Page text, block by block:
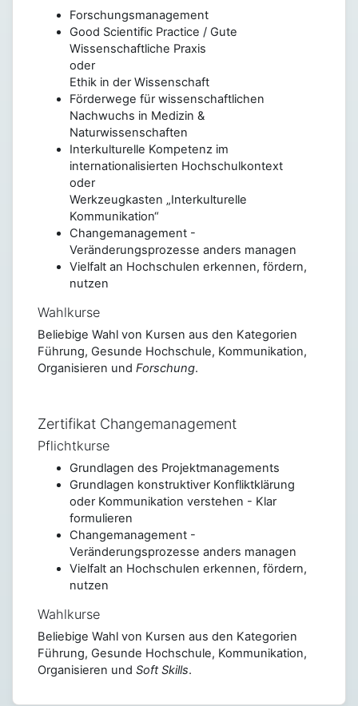
Forschungsmanagement
Good Scientific Practice / Gute
Wissenschaftliche Praxis
oder
Ethik in der Wissenschaft
Förderwege für wissenschaftlichen
Nachwuchs in Medizin &
Naturwissenschaften
Interkulturelle Kompetenz im
internationalisierten Hochschulkontext
oder
Werkzeugkasten „Interkulturelle
Kommunikation“
Changemanagement -
Veränderungsprozesse anders managen
Vielfalt an Hochschulen erkennen, fördern,
nutzen
Wahlkurse
Beliebige Wahl von Kursen aus den Kategorien
Führung, Gesunde Hochschule, Kommunikation,
Organisieren und Forschung.
Zertifikat Changemanagement
Pflichtkurse
Grundlagen des Projektmanagements
Grundlagen konstruktiver Konfliktklärung
oder Kommunikation verstehen - Klar
formulieren
Changemanagement -
Veränderungsprozesse anders managen
Vielfalt an Hochschulen erkennen, fördern,
nutzen
Wahlkurse
Beliebige Wahl von Kursen aus den Kategorien
Führung, Gesunde Hochschule, Kommunikation,
Organisieren und Soft Skills.